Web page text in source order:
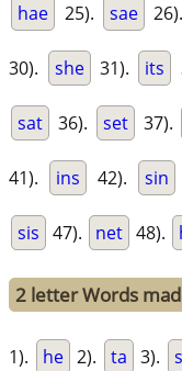
hae 25). sae 26).
30). she 31). its
sat 36). set 37).
41). ins 42). sin
sis 47). net 48).
2 letter Words
1). he 2). ta 3).